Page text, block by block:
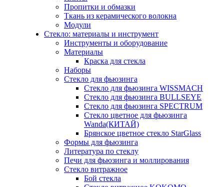
Пропитки и обмазки
Ткань из керамического волокна
Модули
Стекло: материалы и инструмент
Инструменты и оборудование
Материалы
Краска для стекла
Наборы
Стекло для фьюзинга
Стекло для фьюзинга WISSMACH
Стекло для фьюзинга BULLSEYE
Стекло для фьюзинга SPECTRUM
Стекло цветное для фьюзинга
Wanda(КИТАЙ)
Брянское цветное стекло StarGlass
Формы для фьюзинга
Литература по стеклу
Печи для фьюзинга и моллирования
Стекло витражное
Бой стекла